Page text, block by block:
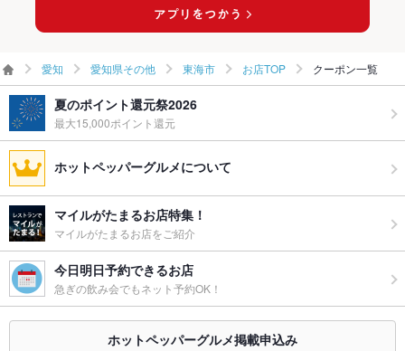
愛知 愛知県その他 東海市 お店TOP クーポン一覧
夏のポイント還元祭2026
最大15,000ポイント還元
ホットペッパーグルメについて
マイルがたまるお店特集！
マイルがたまるお店をご紹介
今日明日予約できるお店
急ぎの飲み会でもネット予約OK！
ホットペッパーグルメ掲載申込み